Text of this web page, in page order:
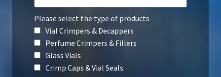
Please select the type of products
Vial Crimpers & Decappers
Perfume Crimpers & Fillers
Glass Vials
Crimp Caps & Vial Seals